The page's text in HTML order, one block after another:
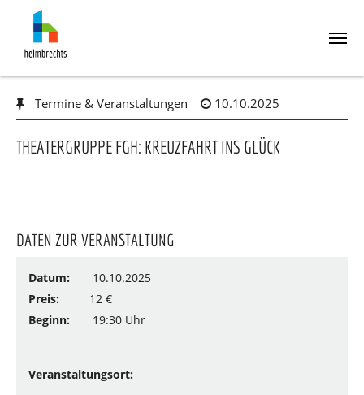
main
content
Termine & Veranstaltungen 10.10.2025
THEATERGRUPPE FGH: KREUZFAHRT INS GLÜCK
DATEN ZUR VERANSTALTUNG
Datum:
10.10.2025
Preis:
12 €
Beginn:
19:30 Uhr
Veranstaltungsort: